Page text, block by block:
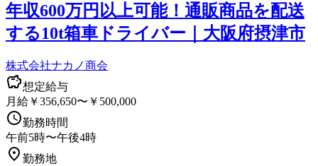
年収600万円以上可能！通販商品を配送
する10t箱車ドライバー｜大阪府摂津市
株式会社ナカノ商会
想定給与
月給￥356,650〜￥500,000
勤務時間
午前5時〜午後4時
勤務地